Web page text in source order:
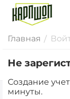
Главная /
Не
Создание
минуты.